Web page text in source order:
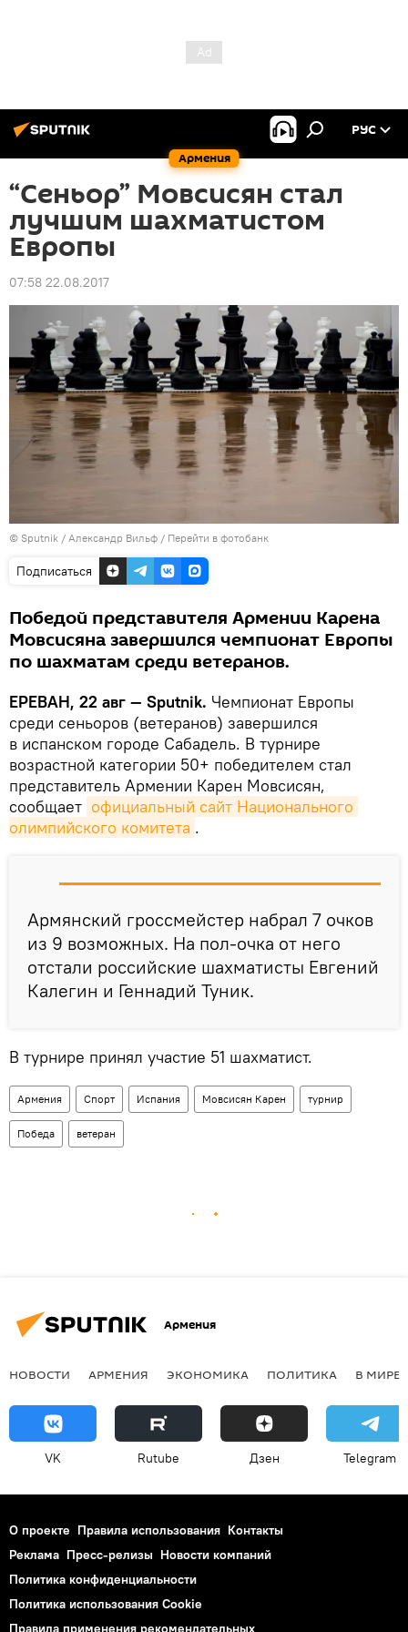
Армения
РУС
“Сеньор” Мовсисян стал
лучшим шахматистом
Европы
07:58 22.08.2017
© Sputnik / Александр Вильф / Перейти в фотобанк
Подписаться
Победой представителя Армении Карена
Мовсисяна завершился чемпионат Европы
по шахматам среди ветеранов.
ЕРЕВАН, 22 авг — Sputnik. Чемпионат Европы
среди сеньоров (ветеранов) завершился
в испанском городе Сабадель. В турнире
возрастной категории 50+ победителем стал
представитель Армении Карен Мовсисян,
сообщает официальный сайт Национального
олимпийского комитета .
Армянский гроссмейстер набрал 7 очков
из 9 возможных. На пол-очка от него
отстали российские шахматисты Евгений
Калегин и Геннадий Туник.
В турнире принял участие 51 шахматист.
Армения Спорт Испания Мовсисян Карен турнир
Победа ветеран
Армения
НОВОСТИ АРМЕНИЯ ЭКОНОМИКА ПОЛИТИКА В МИРЕ
VK Rutube Дзен Telegram
О проекте Правила использования Контакты
Реклама Пресс-релизы Новости компаний
Политика конфиденциальности
Политика использования Cookie
Правила применения рекомендательных